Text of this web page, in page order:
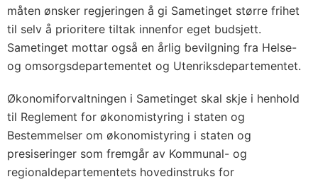
måten ønsker regjeringen å gi Sametinget større frihet
til selv å prioritere tiltak innenfor eget budsjett.
Sametinget mottar også en årlig bevilgning fra Helse-
og omsorgsdepartementet og Utenriksdepartementet.
Økonomiforvaltningen i Sametinget skal skje i henhold
til Reglement for økonomistyring i staten og
Bestemmelser om økonomistyring i staten og
presiseringer som fremgår av Kommunal- og
regionaldepartementets hovedinstruks for